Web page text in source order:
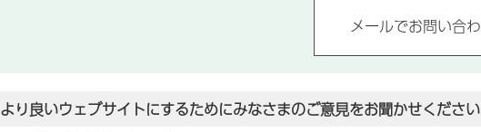
より良いウェブサイトにするためにみなさまのご意見をお聞かせください